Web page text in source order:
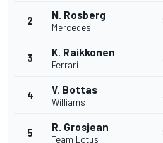
2 N. Rosberg
Mercedes
3 K. Raikkonen
Ferrari
4 V. Bottas
Williams
5 R. Grosjean
Team Lotus